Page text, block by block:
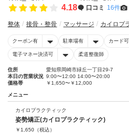
4.18 口コミ 16件
整体 接骨・整骨 マッサージ カイロプ
クーポン有 駐車場有 カード可
電子マネー決済可 柔道整復師
住所
愛知県岡崎市緑丘一丁目29-7
本日の営業状況 9:00〜12:00 14:00〜20:00
価格帯
￥1,650〜￥12,000
メニュー
カイロプラクティック
姿勢矯正(カイロプラクティック)
￥ 1,650 （税込）